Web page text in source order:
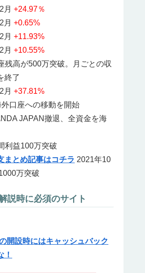
月 +24.97％
月 +0.65%
月 +11.93%
月 +10.55%
残高が500万突破。月ごとの収
終了
月 +37.81%
口座への移動を開始
JAPAN撤退、全資金を海
利益100万突破
まとめ記事はコチラ 2021年10
万突破
説時に必須のサイト
開設時にはキャッシュバック
！